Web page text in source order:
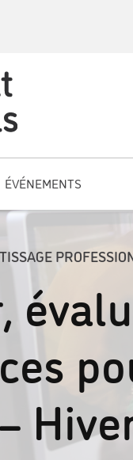
ÉVÉNEMENTS